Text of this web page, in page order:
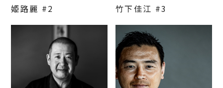
姫路麗 #2 竹下佳江 #3